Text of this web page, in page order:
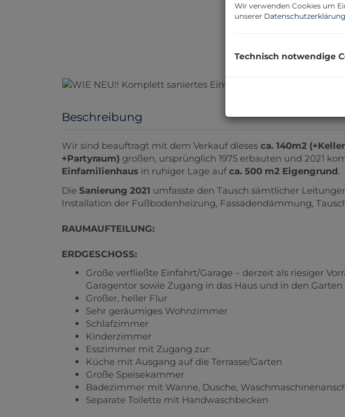
Beschreibung
Wir sind beauftragt mit dem Verkauf dieses ca. 140m2
+Partyraum) großen, ursprünglich 1975 erbauten und 2021
Einfamilienhaus in ruhiger Lage aufca. 500 m2 Eigengrund.
Die Sanierung 2021 umfasste den Tausch sämtlicher
Installation der Fußbodenheizung, Fassadendämmung,
RAUMAUFTEILUNG:
ERDGESCHOSS:
Große verfließte Einfahrt/Garage – derzeit als riesiger
Garagentor sowie Zugang in das Haus und in den Garten
Großer, heller Flur
Sehr geräumiges Wohnzimmer
Schlafzimmer
Kinderzimmer
Esszimmer mit Zugang zur:
Küche mit Ausgang auf die Terrasse/Garten
Große Speisekammer
Badezimmer mit Wanne, Dusche,
Separate Toilette mit Handwaschbecken
Wir verwenden Cookies um
unserer Datenschutzerklärung
Technisch notwendige